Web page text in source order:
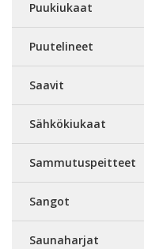
Puukiukaat
Puutelineet
Saavit
Sähkökiukaat
Sammutuspeitteet
Sangot
Saunaharjat